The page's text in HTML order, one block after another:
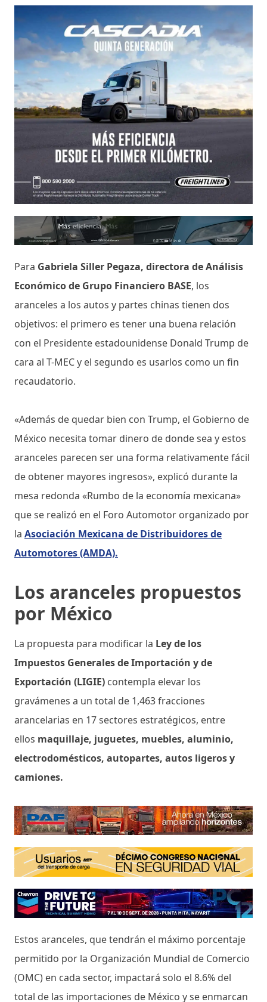
Para Gabriela Siller Pegaza, directora de Análisis
Económico de Grupo Financiero BASE, los
aranceles a los autos y partes chinas tienen dos
objetivos: el primero es tener una buena relación
con el Presidente estadounidense Donald Trump de
cara al T-MEC y el segundo es usarlos como un fin
recaudatorio.
«Además de quedar bien con Trump, el Gobierno de
México necesita tomar dinero de donde sea y estos
aranceles parecen ser una forma relativamente fácil
de obtener mayores ingresos», explicó durante la
mesa redonda «Rumbo de la economía mexicana»
que se realizó en el Foro Automotor organizado por
la Asociación Mexicana de Distribuidores de
Automotores (AMDA).
Los aranceles propuestos
por México
La propuesta para modificar la Ley de los
Impuestos Generales de Importación y de
Exportación (LIGIE) contempla elevar los
gravámenes a un total de 1,463 fracciones
arancelarias en 17 sectores estratégicos, entre
ellos maquillaje, juguetes, muebles, aluminio,
electrodomésticos, autopartes, autos ligeros y
camiones.
Estos aranceles, que tendrán el máximo porcentaje
permitido por la Organización Mundial de Comercio
(OMC) en cada sector, impactará solo el 8.6% del
total de las importaciones de México y se enmarcan